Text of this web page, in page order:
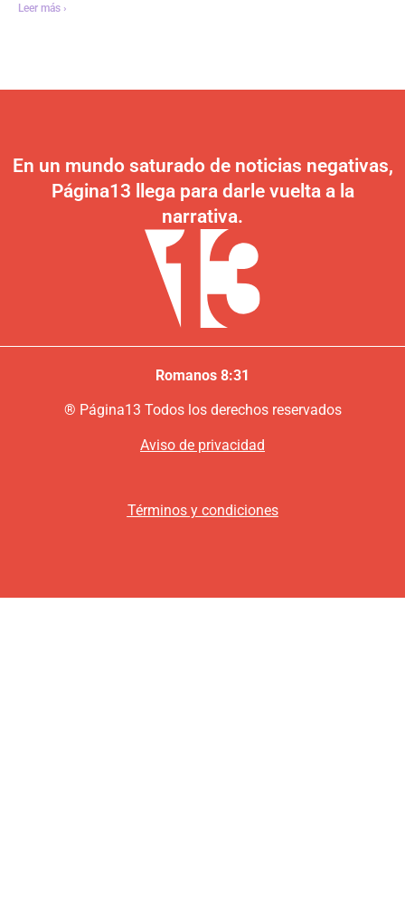
Leer más ›
En un mundo saturado de noticias negativas,
Página13 llega para darle vuelta a la
narrativa.
Romanos 8:31
® Página13 Todos los derechos reservados
Aviso de privacidad
Términos y condiciones